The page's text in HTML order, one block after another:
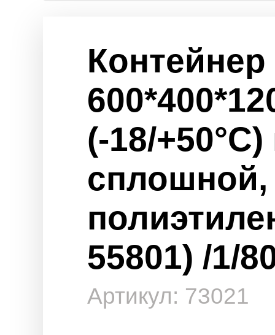
Контейнер
(-18/
сплошной,
55801) /1/
Артикул: 73021